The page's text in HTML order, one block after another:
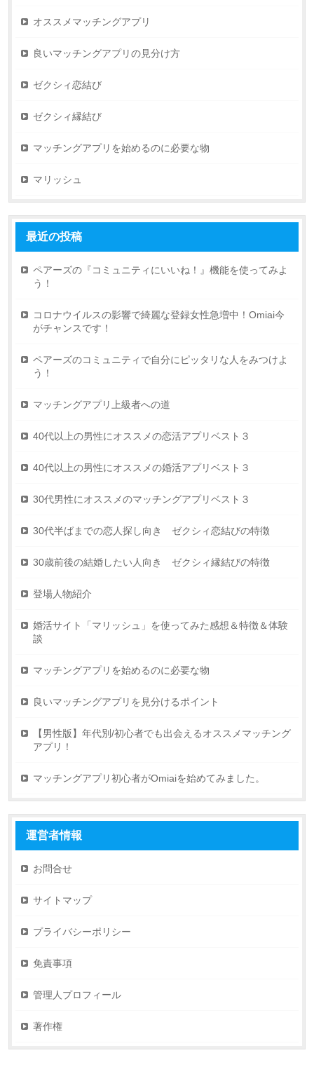
オススメマッチングアプリ
良いマッチングアプリの見分け方
ゼクシィ恋結び
ゼクシィ縁結び
マッチングアプリを始めるのに必要な物
マリッシュ
最近の投稿
ペアーズの『コミュニティにいいね！』機能を使ってみよ
う！
コロナウイルスの影響で綺麗な登録女性急増中！Omiai今
がチャンスです！
ペアーズのコミュニティで自分にピッタリな人をみつけよ
う！
マッチングアプリ上級者への道
40代以上の男性にオススメの恋活アプリベスト３
40代以上の男性にオススメの婚活アプリベスト３
30代男性にオススメのマッチングアプリベスト３
30代半ばまでの恋人探し向き ゼクシィ恋結びの特徴
30歳前後の結婚したい人向き ゼクシィ縁結びの特徴
登場人物紹介
婚活サイト「マリッシュ」を使ってみた感想＆特徴＆体験
談
マッチングアプリを始めるのに必要な物
良いマッチングアプリを見分けるポイント
【男性版】年代別/初心者でも出会えるオススメマッチング
アプリ！
マッチングアプリ初心者がOmiaiを始めてみました。
運営者情報
お問合せ
サイトマップ
プライバシーポリシー
免責事項
管理人プロフィール
著作権